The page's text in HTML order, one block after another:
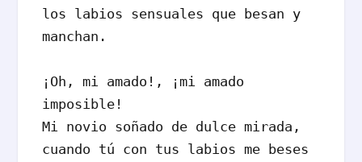
los labios sensuales que besan y
manchan.
¡Oh, mi amado!, ¡mi amado
imposible!
Mi novio soñado de dulce mirada,
cuando tú con tus labios me beses